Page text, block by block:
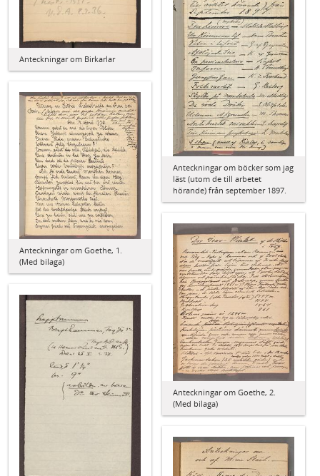
Anteckningar om Birkarlar
Anteckningar om böcker som jag
läst (utom de till arbetet
hörande) från september 1897.
Anteckningar om Goethe, 1.
(Med bilaga)
Anteckningar om Goethe, 2.
(Med bilaga)